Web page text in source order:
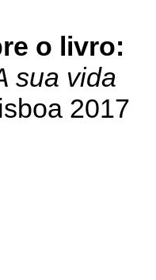
o livro:
sua vida
2017